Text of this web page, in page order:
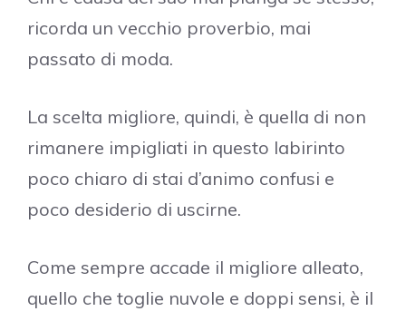
ricorda un vecchio proverbio, mai
passato di moda.
La scelta migliore, quindi, è quella di non
rimanere impigliati in questo labirinto
poco chiaro di stai d’animo confusi e
poco desiderio di uscirne.
Come sempre accade il migliore alleato,
quello che toglie nuvole e doppi sensi, è il